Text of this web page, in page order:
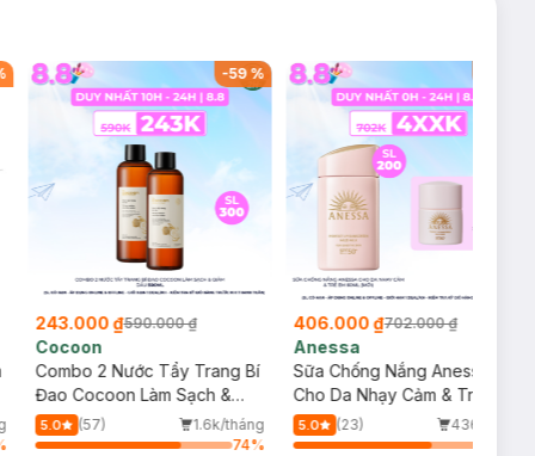
-59%
243.000 ₫590.000 ₫
Cocoon
Combo 2 Nước Tẩy Trang Bí
Đao Cocoon Làm Sạch &
Giảm Dầu 500ml
5.0 (57)
1.6k/tháng
74%
406.000 ₫702.000 ₫
Anessa
Sữa Chống Nắng Anessa
Cho Da Nhạy Cảm & Trẻ Em
60ml (Mới)
5.0 (23)
436/tháng